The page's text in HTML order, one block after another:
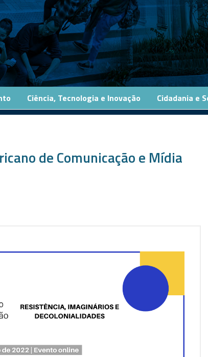
Ciência, Tecnologia e Inovação Cidadania e
de Comunicação e Mídia